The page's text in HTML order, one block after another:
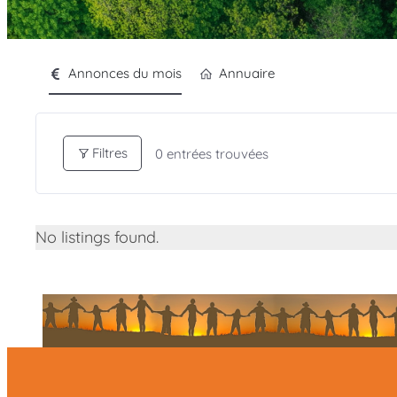
Annonces du mois Annuaire
Filtres 0 entrées trouvées
No listings found.